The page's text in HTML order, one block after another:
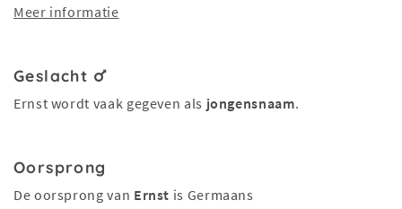
Meer informatie
Geslacht
Ernst wordt vaak gegeven als jongensnaam.
Oorsprong
De oorsprong van Ernst is Germaans